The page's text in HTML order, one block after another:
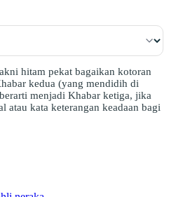
hitam pekat bagaikan kotoran
kedua (yang mendidih di
menjadi Khabar ketiga, jika
atau kata keterangan keadaan bagi